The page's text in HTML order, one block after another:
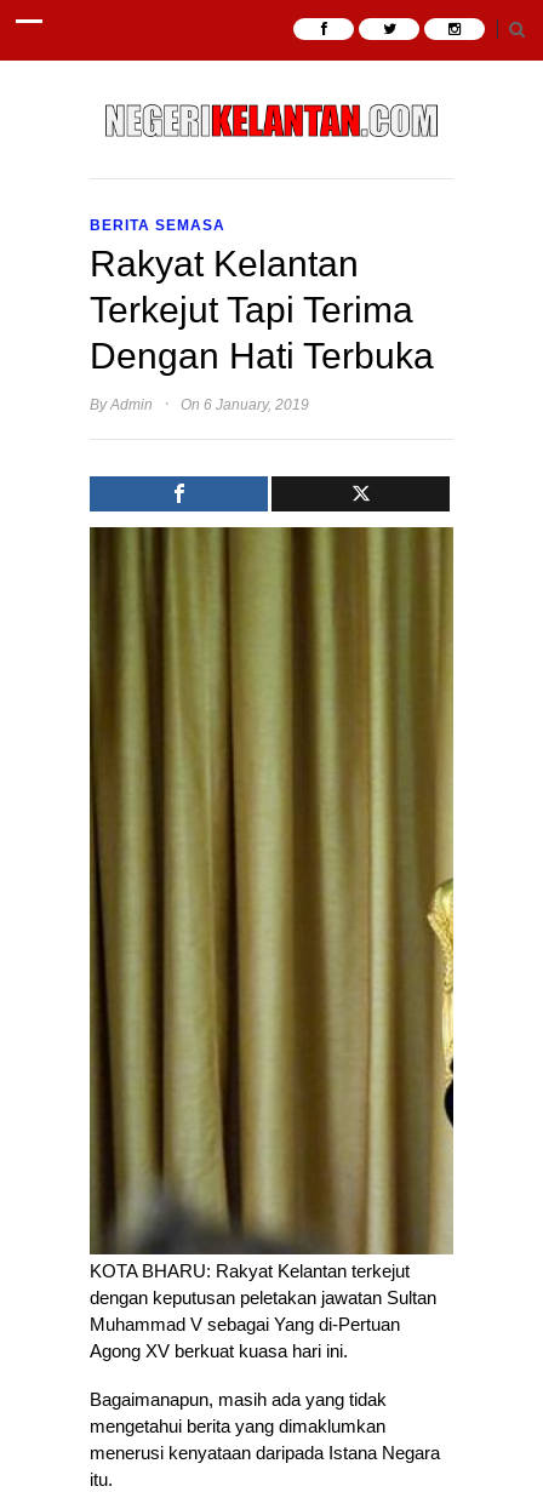
BERITA SEMASA
Rakyat Kelantan
Terkejut Tapi Terima
Dengan Hati Terbuka
ByAdmin · On 6 January, 2019
KOTA BHARU: Rakyat Kelantan terkejut
dengan keputusan peletakan jawatan Sultan
Muhammad V sebagai Yang di-Pertuan
Agong XV berkuat kuasa hari ini.
Bagaimanapun, masih ada yang tidak
mengetahui berita yang dimaklumkan
menerusi kenyataan daripada Istana Negara
itu.